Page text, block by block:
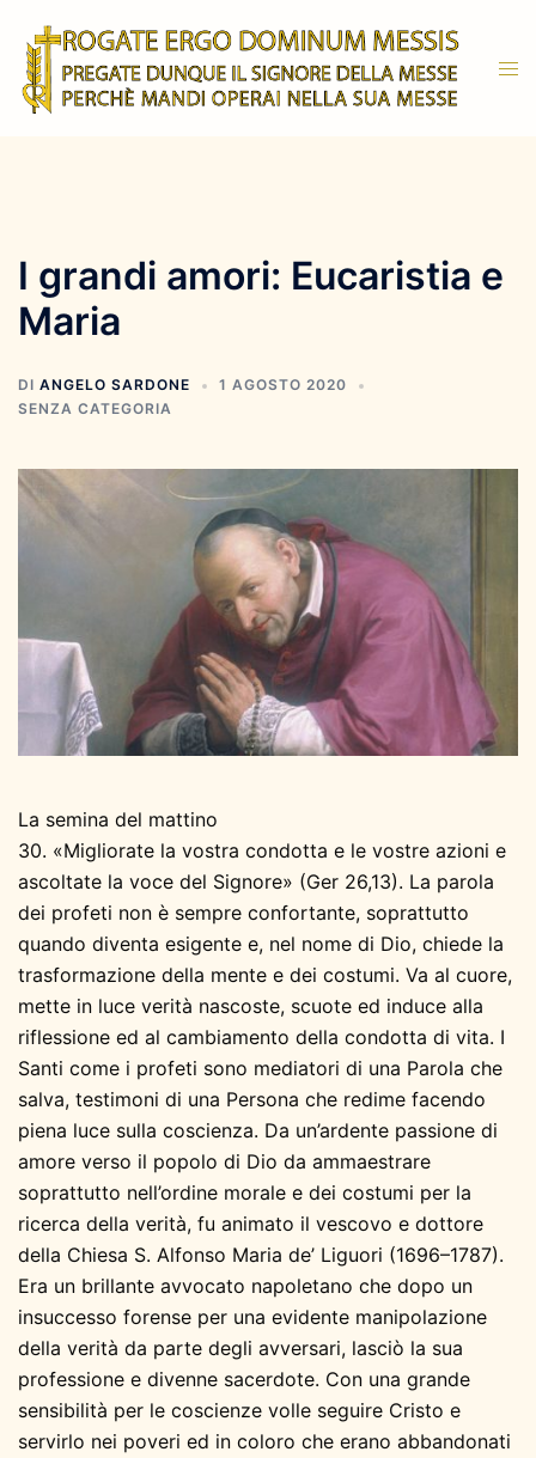
contenuto
I grandi amori: Eucaristia e
Maria
DI ANGELO SARDONE
1 AGOSTO 2020
SENZA CATEGORIA
La semina del mattino
30. «Migliorate la vostra condotta e le vostre azioni e
ascoltate la voce del Signore» (Ger 26,13). La parola
dei profeti non è sempre confortante, soprattutto
quando diventa esigente e, nel nome di Dio, chiede la
trasformazione della mente e dei costumi. Va al cuore,
mette in luce verità nascoste, scuote ed induce alla
riflessione ed al cambiamento della condotta di vita. I
Santi come i profeti sono mediatori di una Parola che
salva, testimoni di una Persona che redime facendo
piena luce sulla coscienza. Da un’ardente passione di
amore verso il popolo di Dio da ammaestrare
soprattutto nell’ordine morale e dei costumi per la
ricerca della verità, fu animato il vescovo e dottore
della Chiesa S. Alfonso Maria de’ Liguori (1696–1787).
Era un brillante avvocato napoletano che dopo un
insuccesso forense per una evidente manipolazione
della verità da parte degli avversari, lasciò la sua
professione e divenne sacerdote. Con una grande
sensibilità per le coscienze volle seguire Cristo e
servirlo nei poveri ed in coloro che erano abbandonati